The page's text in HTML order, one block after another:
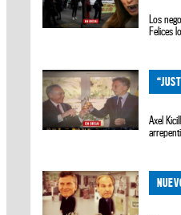
Los
Felices
Axel